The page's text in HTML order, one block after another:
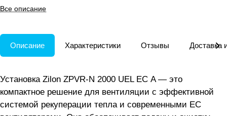
эффективного воздухообмена и
очистки воздуха.
Все описание
Описание Характеристики Отзывы Доставка
Установка Zilon ZPVR-N 2000 UEL ЕС A — это
компактное решение для вентиляции с эффективной
системой рекуперации тепла и современными EC